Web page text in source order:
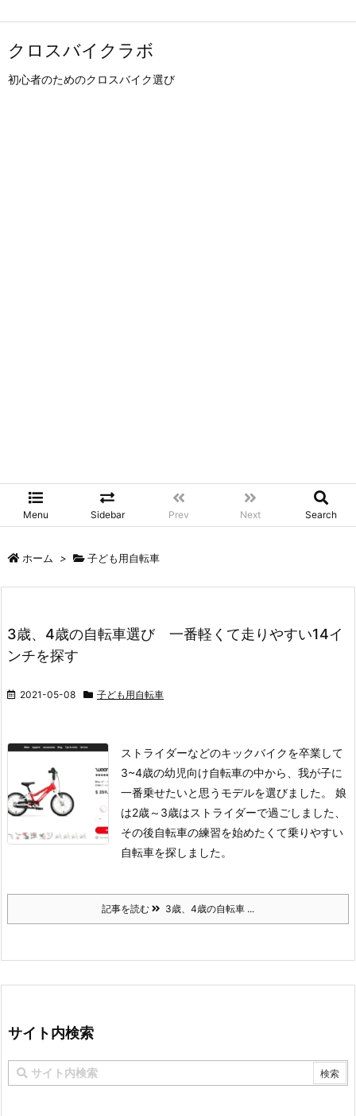
クロスバイクラボ
初心者のためのクロスバイク選び
Menu Sidebar Prev Next Search
ホーム > 子ども用自転車
3歳、4歳の自転車選び 一番軽くて走りやすい14イ
ンチを探す
2021-05-08 子ども用自転車
ストライダーなどのキックバイクを卒業して
3~4歳の幼児向け自転車の中から、我が子に
一番乗せたいと思うモデルを選びました。 娘
は2歳～3歳はストライダーで過ごしました、
その後自転車の練習を始めたくて乗りやすい
自転車を探しました。
記事を読む 3歳、4歳の自転車 ...
サイト内検索